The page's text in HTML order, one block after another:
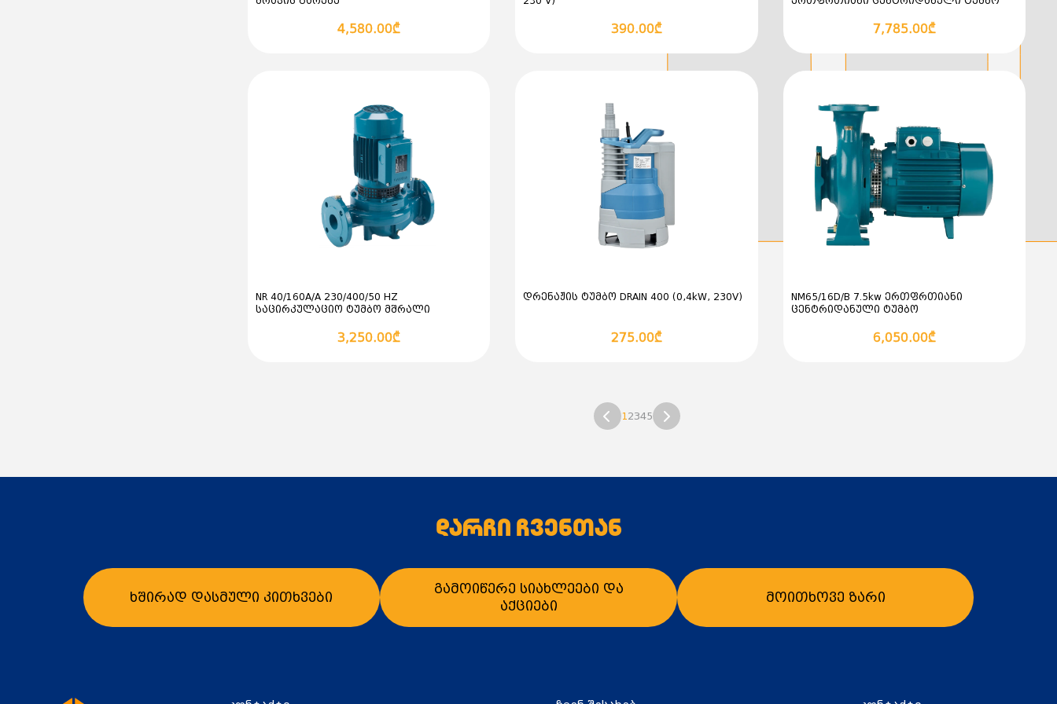
4,580.00₾ 390.00₾ 7,785.00₾
NR 40/160A/A 230/400/50 HZ
საცირკულაციო ტუმბო მშრალი
3,250.00₾
დრენაჟის ტუმბო DRAIN 400 (0,4kW, 230V)
275.00₾
NM65/16D/B 7.5kw ერთფრთიანი
ცენტრიდანული ტუმბო
6,050.00₾
1 2345
დარჩი ჩვენთან
ხშირად დასმული კითხვები
გამოიწერე სიახლეები და
აქციები
მოითხოვე ზარი